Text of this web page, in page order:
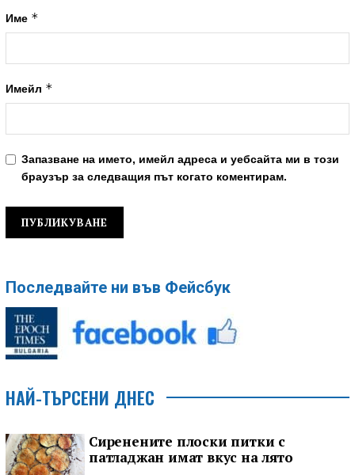
Име *
Имейл *
Запазване на името, имейл адреса и уебсайта ми в този
браузър за следващия път когато коментирам.
Последвайте ни във Фейсбук
НАЙ-ТЪРСЕНИ ДНЕС
Сиренените плоски питки с
патладжан имат вкус на лято